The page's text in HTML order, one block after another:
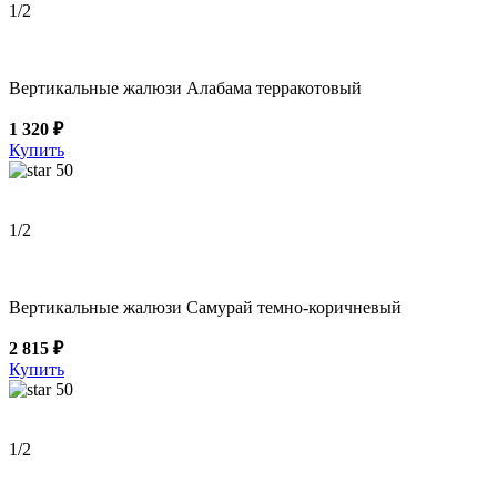
1/2
Вертикальные жалюзи Алабама терракотовый
1 320 ₽
Купить
50
1/2
Вертикальные жалюзи Самурай темно-коричневый
2 815 ₽
Купить
50
1/2